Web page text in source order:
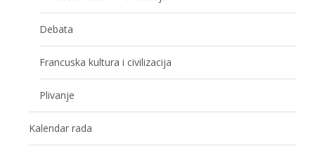
Debata
Francuska kultura i civilizacija
Plivanje
Kalendar rada